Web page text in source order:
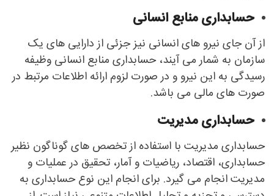
حسابداری منابع انسانی
از آن جای نیرو های انسانی نیز جزئی از دارایی های یک
سازمان به شمار می آیند، حسابداری منابع انسانی وظیفه
رسیدگی به این نیرو و در صورت لزوم ارائه اطلاعات مرتبط در
صورت های مالی می باشد.
حسابداری مدیریت
حسابداری مدیریت با استفاده از تخصص های گوناگون نظیر
حسابداری، اقتصاد، ریاضیات و آمار، تحقیق در عملیات و
مدیریت انجام می گیرد. برای انجام این نوع حسابداری به